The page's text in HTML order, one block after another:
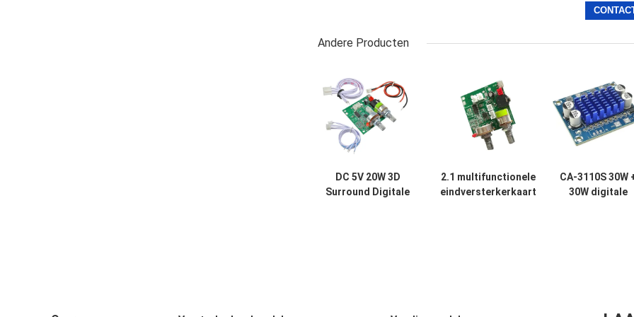
Andere Producten
DC 5V 20W 3D
Surround Digitale
2.1 multifunctionele
eindversterkerkaart
CA-3110S 30W
30W digitale